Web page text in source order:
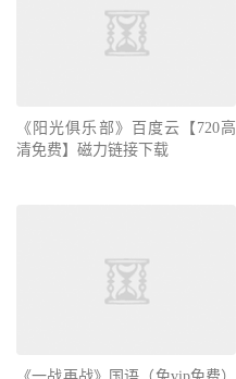
《阳光俱乐部》百度云【720高
清免费】磁力链接下载